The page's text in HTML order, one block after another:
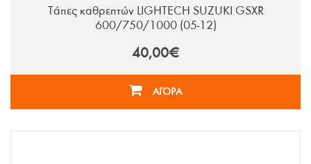
Τάπες καθρεπτών LIGHTECH SUZUKI GSXR
600/750/1000 (05-12)
40,00€
ΑΓΟΡΑ